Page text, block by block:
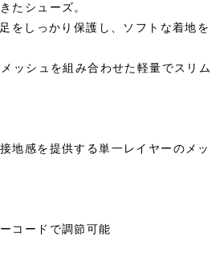
たシューズ。
をしっかり保護し、ソフトな着地を
ッシュを組み合わせた軽量でスリム
地感を提供する単一レイヤーのメッ
コードで調節可能